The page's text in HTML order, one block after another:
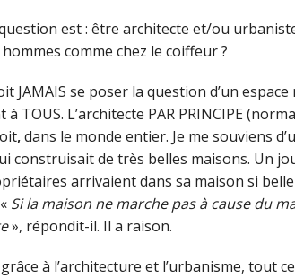
question est : être architecte et/ou
comme chez le coiffeur ?
JAMAIS se poser la question d’un espace
à TOUS. L’architecte PAR PRINCIPE
,dans le monde entier. Je me souviens
construisait de très belles maisons. Un
arrivaient dans sa maison si
Si la maison ne marche pas à cause du
», répondit-il. Il a raison.
grâce à l’architecture et l’urbanisme, tout